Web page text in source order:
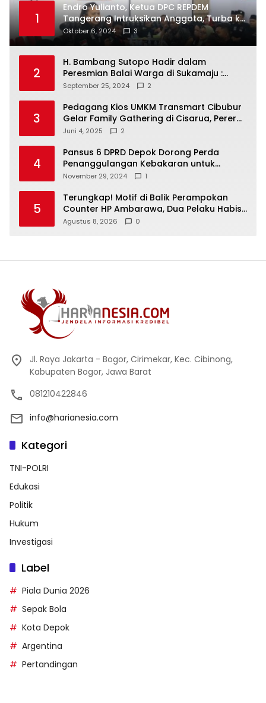
1
Endro Yulianto, Ketua DPC REPDEM
Tangerang Intruksikan Anggota, Turba ke
Masyarakat Dan Jalani Apa Yang di
Putuskan RAKERCABSUS
Oktober 6, 2024 3
2
H. Bambang Sutopo Hadir dalam
Peresmian Balai Warga di Sukamaju :
Wadah Baru untuk Kolaborasi dan
September 25, 2024 2
3
Pedagang Kios UMKM Transmart Cibubur
Gelar Family Gathering di Cisarua, Pererat
Silaturahmi dan Kekompakan
Juni 4, 2025 2
4
Pansus 6 DPRD Depok Dorong Perda
Penanggulangan Kebakaran untuk
Keselamatan Warga
November 29, 2024 1
5
Terungkap! Motif di Balik Perampokan
Counter HP Ambarawa, Dua Pelaku Habisi
Pemilik Toko dan Bawa puluhan HP
Agustus 8, 2026 0
Jl. Raya Jakarta - Bogor, Cirimekar, Kec. Cibinong,
Kabupaten Bogor, Jawa Barat
081210422846
info@harianesia.com
Kategori
TNI-POLRI
Edukasi
Politik
Hukum
Investigasi
Label
Piala Dunia 2026
Sepak Bola
Kota Depok
Argentina
Pertandingan